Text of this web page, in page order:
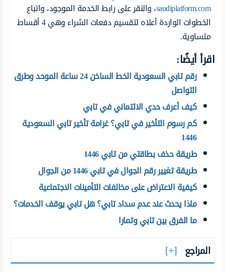
saudiplatform.com، والنقر على رابط الخدمة الموجود، واتباع
الخطوات الواردة أعلاه لتقسيم دفعات الشراء وهي 4 أقساط
متساوية.
اقرأ أيضًا:
رقم تابي السعودية الخط الساخن 24 ساعة الموحد وطرق
التواصل
كيف أعرف حدي الائتماني في تابي
كم رسوم التأخير في تابي؟ غرامة تأخير تابي السعودية
1446
طريقة حذف بطاقتي من تابي 1446
طريقة تغيير رقم الجوال في تابي 1446 من الجوال
كيفية الاعتراض على مخالفات التأمينات الاجتماعية
ماذا يحدث عند عدم سداد تابي؟ هل تابي يوقف الخدمات؟
ما الفرق بين تابي وتمارا
المراجع